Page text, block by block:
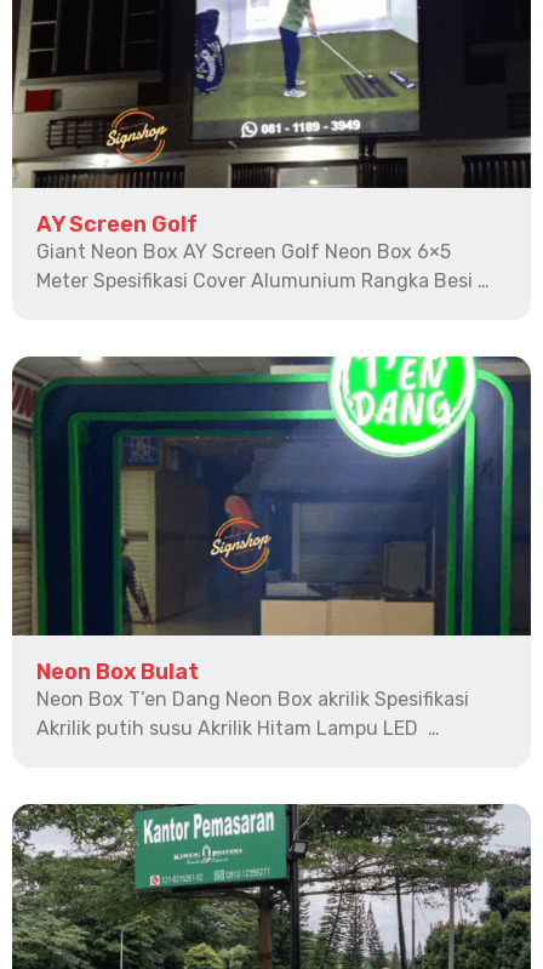
AY Screen Golf
Giant Neon Box AY Screen Golf Neon Box 6×5
Meter Spesifikasi Cover Alumunium Rangka Besi …
Neon Box Bulat
Neon Box T’en Dang Neon Box akrilik Spesifikasi
Akrilik putih susu Akrilik Hitam Lampu LED …